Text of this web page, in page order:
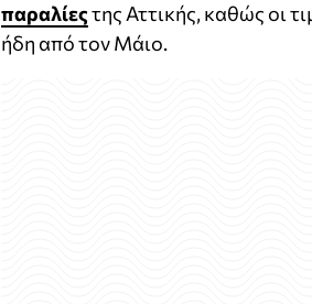
παραλίεςτης Αττικής, καθώς οι
ήδη από τον Μάιο.